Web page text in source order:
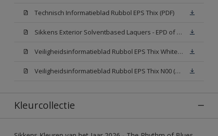
Technisch Informatieblad Rubbol EPS Thix (PDF)
Sikkens Exterior Solventbased Laquers - EPD of Milieuproductverklaring
Veiligheidsinformatieblad Rubbol EPS Thix White W05 (MSDS)
Veiligheidsinformatieblad Rubbol EPS Thix N00 (MSDS)
Kleurcollectie